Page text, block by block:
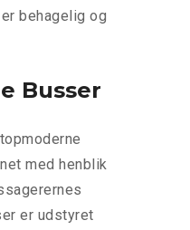
behagelig og
Busser
med henblik
er udstyret